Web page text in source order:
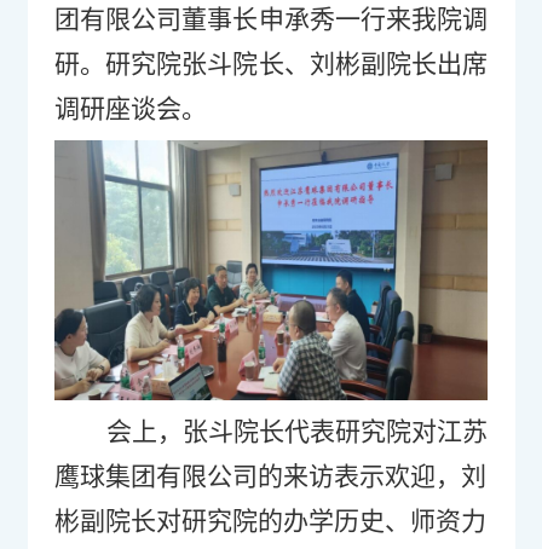
团有限公司 董事长申承秀一行来我院调
研。研究院张斗院长、刘彬副院长出席
调研座谈会。
会上， 张斗院长代表研究院对江苏
鹰球集团有限公司 的来访表示欢迎， 刘
彬副院长对研究院的办学历史、师资力